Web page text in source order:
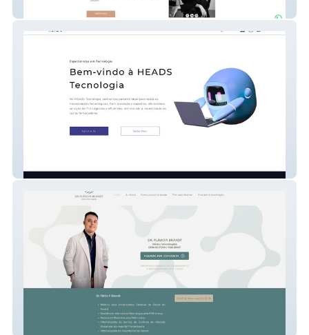
Heads Tecnologia
drflaviobrandt.com.b